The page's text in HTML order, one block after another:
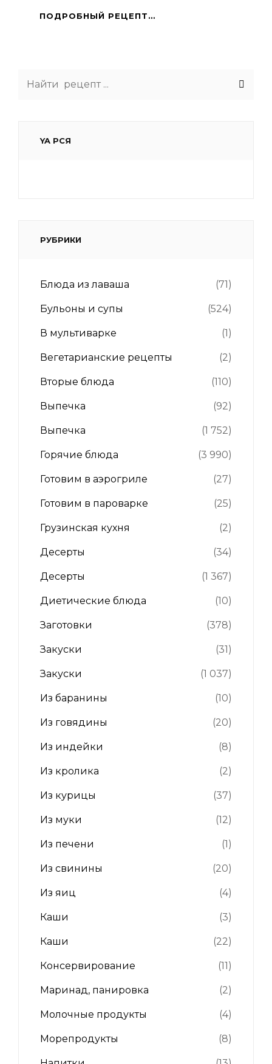
ПОДРОБНЫЙ РЕЦЕПТ…
Search
YA РСЯ
РУБРИКИ
Блюда из лаваша (71)
Бульоны и супы (524)
В мультиварке (1)
Вегетарианские рецепты (2)
Вторые блюда (110)
Выпечка (92)
Выпечка (1 752)
Горячие блюда (3 990)
Готовим в аэрогриле (27)
Готовим в пароварке (25)
Грузинская кухня (2)
Десерты (34)
Десерты (1 367)
Диетические блюда (10)
Заготовки (378)
Закуски (31)
Закуски (1 037)
Из баранины (10)
Из говядины (20)
Из индейки (8)
Из кролика (2)
Из курицы (37)
Из муки (12)
Из печени (1)
Из свинины (20)
Из яиц (4)
Каши (3)
Каши (22)
Консервирование (11)
Маринад, панировка (2)
Молочные продукты (4)
Морепродукты (8)